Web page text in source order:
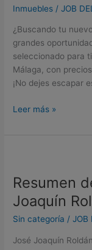
Inmuebles /JOB
¿Buscando tu
grandes
seleccionado para
Málaga, con
¡No dejes escapar
puedes
pasar
esta
semana
en
Tucasacórdoba
Leer más »
Resumen
Joaquín
Sin categoría /JOB
José Joaquín
la
Entrevista
a
José
Joaquín